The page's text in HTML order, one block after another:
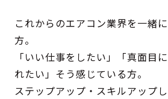
これからのエアコン業界を一緒
方。
「いい仕事をしたい」「真面目
れたい」そう感じている方。
ステップアップ・スキルアップ